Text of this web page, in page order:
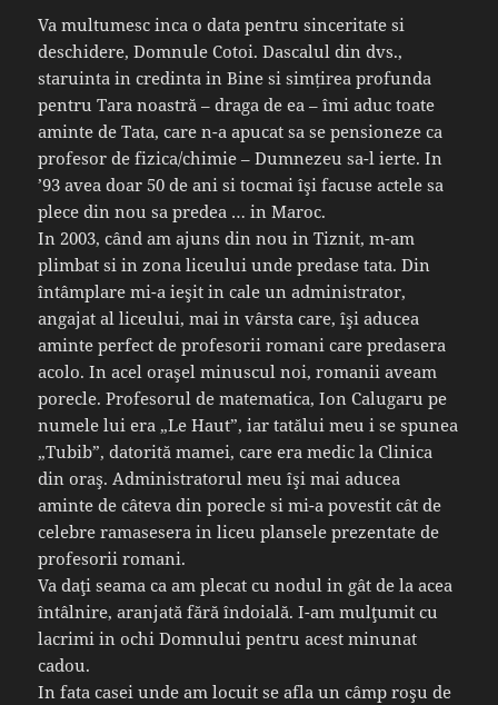
Va multumesc inca o data pentru sinceritate si
deschidere, Domnule Cotoi. Dascalul din dvs.,
staruinta in credinta in Bine si simțirea profunda
pentru Tara noastră – draga de ea – îmi aduc toate
aminte de Tata, care n-a apucat sa se pensioneze ca
profesor de fizica/chimie – Dumnezeu sa-l ierte. In
’93 avea doar 50 de ani si tocmai îşi facuse actele sa
plece din nou sa predea … in Maroc.
In 2003, când am ajuns din nou in Tiznit, m-am
plimbat si in zona liceului unde predase tata. Din
întâmplare mi-a ieşit in cale un administrator,
angajat al liceului, mai in vârsta care, îşi aducea
aminte perfect de profesorii romani care predasera
acolo. In acel oraşel minuscul noi, romanii aveam
porecle. Profesorul de matematica, Ion Calugaru pe
numele lui era „Le Haut”, iar tatălui meu i se spunea
„Tubib”, datorită mamei, care era medic la Clinica
din oraş. Administratorul meu îşi mai aducea
aminte de câteva din porecle si mi-a povestit cât de
celebre ramasesera in liceu plansele prezentate de
profesorii romani.
Va daţi seama ca am plecat cu nodul in gât de la acea
întâlnire, aranjată fără îndoială. I-am mulţumit cu
lacrimi in ochi Domnului pentru acest minunat
cadou.
In fata casei unde am locuit se afla un câmp roşu de